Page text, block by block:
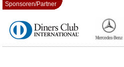
Sponsoren/Partner